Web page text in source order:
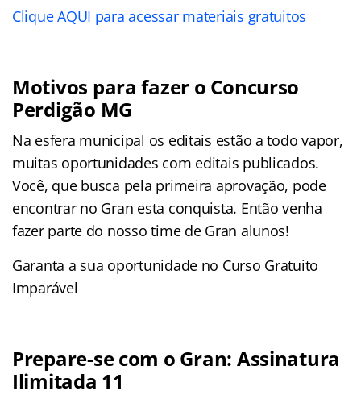
Clique AQUI para acessar materiais gratuitos
Motivos para fazer o Concurso
Perdigão MG
Na esfera municipal os editais estão a todo vapor,
muitas oportunidades com editais publicados.
Você, que busca pela primeira aprovação, pode
encontrar no Gran esta conquista. Então venha
fazer parte do nosso time de Gran alunos!
Garanta a sua oportunidade no Curso Gratuito
Imparável
Prepare-se com o Gran: Assinatura
Ilimitada 11